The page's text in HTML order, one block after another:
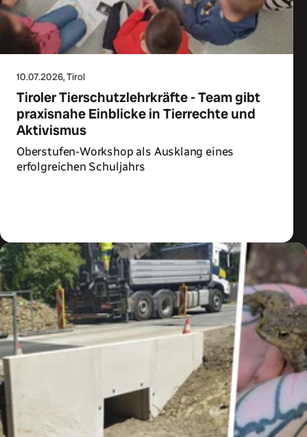
10.07.2026, Tirol
Tiroler Tierschutzlehrkräfte - Team gibt
praxisnahe Einblicke in Tierrechte und
Aktivismus
Oberstufen-Workshop als Ausklang eines
erfolgreichen Schuljahrs